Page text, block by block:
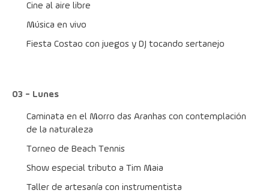
Cine al aire libre
Música en vivo
Fiesta Costao con juegos y DJ tocando sertanejo
03 - Lunes
Caminata en el Morro das Aranhas con contemplación
de la naturaleza
Torneo de Beach Tennis
Show especial tributo a Tim Maia
Taller de artesanía con instrumentista